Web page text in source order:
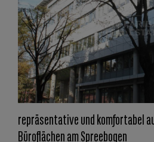
repräsentative und komfortabel
Büroflächen am Spreebogen